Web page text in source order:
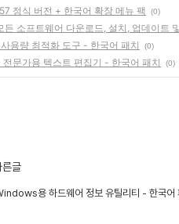
정식 버전 + 한국어 확장 메뉴 팩 (0)
든 소프트웨어 다운로드, 설치, 업데이트
용량 최적화 도구 - 한국어 패치
(0)
문가용 텍스트 편집기 - 한국어 패치 (0)
글
용 하드웨어 정보 유틸리티 - 한국어